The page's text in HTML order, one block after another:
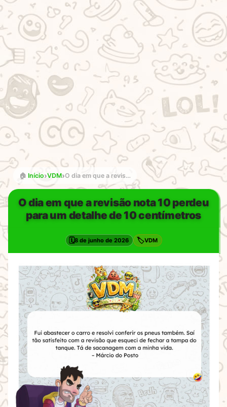
🏠 Início›VDM› O dia em que a revisão nota 10 perdeu para um detalhe de 10 centímetros
O dia em que a revisão nota 10 perdeu
para um detalhe de 10 centímetros
🗓️8 de junho de 2026 🏷️VDM